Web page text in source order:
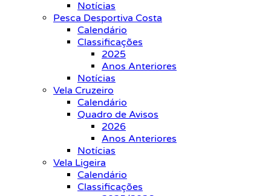
Notícias
Pesca Desportiva Costa
Calendário
Classificações
2025
Anos Anteriores
Notícias
Vela Cruzeiro
Calendário
Quadro de Avisos
2026
Anos Anteriores
Notícias
Vela Ligeira
Calendário
Classificações